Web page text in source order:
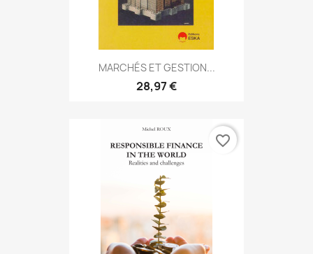
MARCHÉS ET GESTION...
28,97 €
favorite_border